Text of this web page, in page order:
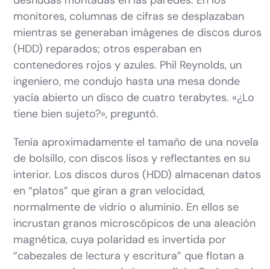
monitores, columnas de cifras se desplazaban
mientras se generaban imágenes de discos duros
(HDD) reparados; otros esperaban en
contenedores rojos y azules. Phil Reynolds, un
ingeniero, me condujo hasta una mesa donde
yacía abierto un disco de cuatro terabytes. «¿Lo
tiene bien sujeto?», preguntó.
Tenía aproximadamente el tamaño de una novela
de bolsillo, con discos lisos y reflectantes en su
interior. Los discos duros (HDD) almacenan datos
en “platos” que giran a gran velocidad,
normalmente de vidrio o aluminio. En ellos se
incrustan granos microscópicos de una aleación
magnética, cuya polaridad es invertida por
“cabezales de lectura y escritura” que flotan a